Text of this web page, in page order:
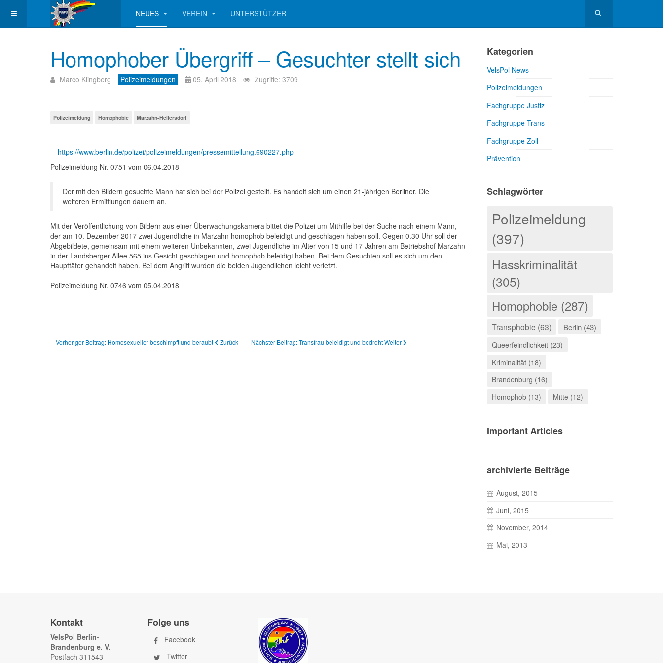
NEUES VEREIN UNTERSTÜTZER
Homophober Übergriff – Gesuchter stellt sich
Marco Klingberg Polizeimeldungen 05. April 2018 Zugriffe: 3709
Polizeimeldung Homophobie Marzahn-Hellersdorf
https://www.berlin.de/polizei/polizeimeldungen/pressemitteilung.690227.php
Polizeimeldung Nr. 0751 vom 06.04.2018
Der mit den Bildern gesuchte Mann hat sich bei der Polizei gestellt. Es handelt sich um einen 21-jährigen Berliner. Die
weiteren Ermittlungen dauern an.
Mit der Veröffentlichung von Bildern aus einer Überwachungskamera bittet die Polizei um Mithilfe bei der Suche nach einem Mann,
der am 10. Dezember 2017 zwei Jugendliche in Marzahn homophob beleidigt und geschlagen haben soll. Gegen 0.30 Uhr soll der
Abgebildete, gemeinsam mit einem weiteren Unbekannten, zwei Jugendliche im Alter von 15 und 17 Jahren am Betriebshof Marzahn
in der Landsberger Allee 565 ins Gesicht geschlagen und homophob beleidigt haben. Bei dem Gesuchten soll es sich um den
Haupttäter gehandelt haben. Bei dem Angriff wurden die beiden Jugendlichen leicht verletzt.
Polizeimeldung Nr. 0746 vom 05.04.2018
Vorheriger Beitrag: Homosexueller beschimpft und beraubt Zurück Nächster Beitrag: Transfrau beleidigt und bedrohtWeiter
Kategorien
VelsPol News
Polizeimeldungen
Fachgruppe Justiz
Fachgruppe Trans
Fachgruppe Zoll
Prävention
Schlagwörter
Polizeimeldung
(397)
Hasskriminalität
(305)
Homophobie (287)
Transphobie (63)
Berlin (43)
Queerfeindlichkeit (23)
Kriminalität (18)
Brandenburg (16)
Homophob (13)
Mitte (12)
Important Articles
archivierte Beiträge
August, 2015
Juni, 2015
November, 2014
Mai, 2013
Kontakt
VelsPol Berlin-
Brandenburg e. V.
Postfach 311543
Folge uns
Facebook
Twitter